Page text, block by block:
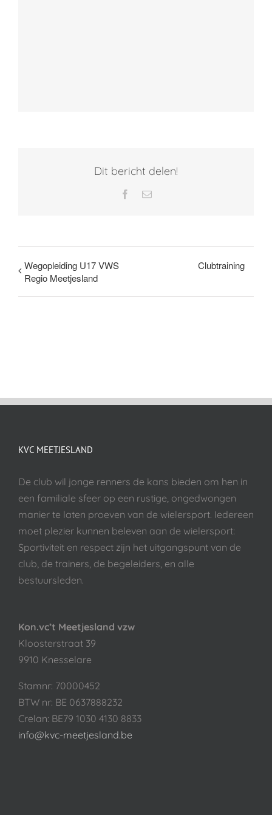
Dit bericht delen!
Facebook
E-
Wegopleiding U17 VWS
Regio Meetjesland
Clubtraining
KVC MEETJESLAND
De club wil jonge renners de kans bieden om hen in
een familiale sfeer op een rustige, ongedwongen
manier te laten proeven van de wielersport. Iedereen
moet plezier kunnen beleven aan de wielersport:
Sportiviteit en respect zijn het uitgangspunt van de
club, de trainers, de begeleiders, en alle
bestuursleden.
Kon.vc’t Meetjesland vzw
Kloosterstraat 39
9910 Knesselare
Stamnr: 70000452
BTW nr: BE 0637888232
Crelan: BE79 1030 4130 8833
info@kvc-meetjesland.be